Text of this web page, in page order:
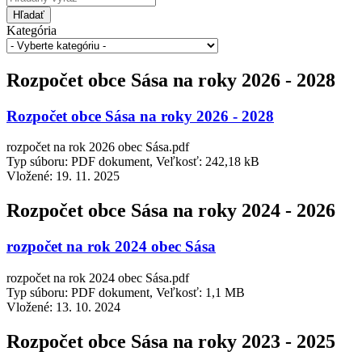
Hľadať
Kategória
Rozpočet obce Sása na roky 2026 - 2028
Rozpočet obce Sása na roky 2026 - 2028
rozpočet na rok 2026 obec Sása.pdf
Typ súboru: PDF dokument, Veľkosť: 242,18 kB
Vložené: 19. 11. 2025
Rozpočet obce Sása na roky 2024 - 2026
rozpočet na rok 2024 obec Sása
rozpočet na rok 2024 obec Sása.pdf
Typ súboru: PDF dokument, Veľkosť: 1,1 MB
Vložené: 13. 10. 2024
Rozpočet obce Sása na roky 2023 - 2025